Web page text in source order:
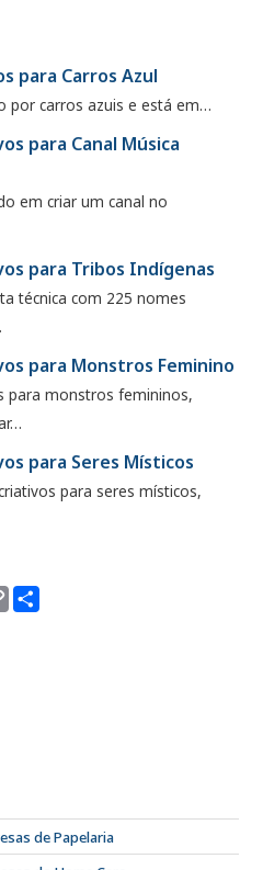
para Carros Azul
por carros azuis e está em…
para Canal Música
em criar um canal no
para Tribos Indígenas
técnica com 225 nomes
para Monstros Feminino
para monstros femininos,
para Seres Místicos
para seres místicos,
Copy
Link
de Papelaria